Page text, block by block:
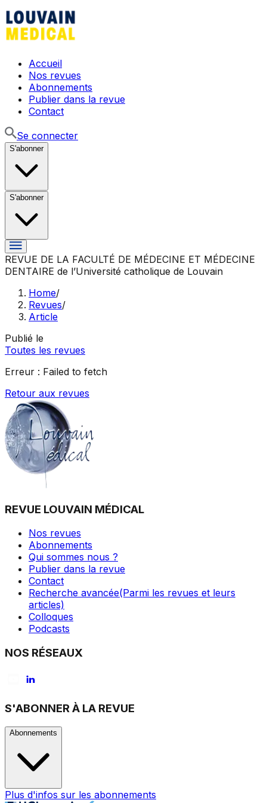
Accueil
Nos revues
Abonnements
Publier dans la revue
Contact
Se connecter
S'abonner
S'abonner
REVUE DE LA FACULTÉ DE MÉDECINE ET MÉDECINE
DENTAIRE de l’Université catholique de Louvain
Home/
Revues/
Article
Publié le
Toutes les revues
Erreur : Failed to fetch
Retour aux revues
REVUE LOUVAIN MÉDICAL
Nos revues
Abonnements
Qui sommes nous ?
Publier dans la revue
Contact
Recherche avancée(Parmi les revues et leurs
articles)
Colloques
Podcasts
NOS RÉSEAUX
S'ABONNER À LA REVUE
Abonnements
Plus d'infos sur les abonnements